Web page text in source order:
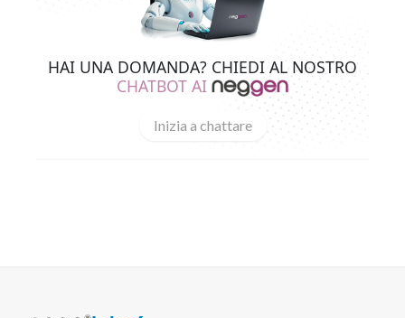
HAI UNA DOMANDA? CHIEDI AL NOSTRO
CHATBOT AI
Inizia a chattare